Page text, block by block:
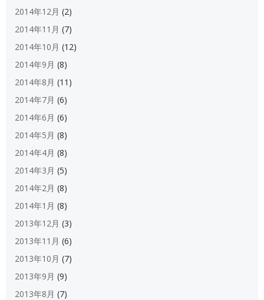
2014年12月 (2)
2014年11月 (7)
2014年10月 (12)
2014年9月 (8)
2014年8月 (11)
2014年7月 (6)
2014年6月 (6)
2014年5月 (8)
2014年4月 (8)
2014年3月 (5)
2014年2月 (8)
2014年1月 (8)
2013年12月 (3)
2013年11月 (6)
2013年10月 (7)
2013年9月 (9)
2013年8月 (7)